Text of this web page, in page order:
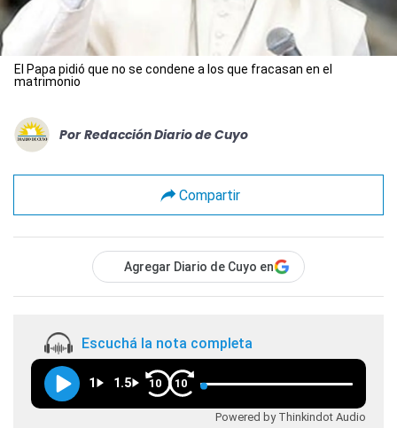
El Papa pidió que no se condene a los que fracasan en el
matrimonio
Por Redacción Diario de Cuyo
Compartir
Agregar Diario de Cuyo en
Escuchá la nota completa
1 1.5 10 10
Powered by Thinkindot Audio